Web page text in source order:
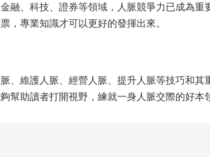
融、科技、證券等領域，人脈競爭力已成為
，專業知識才可以更好的發揮出來。
、維護人脈、經營人脈、提升人脈等技巧和
幫助讀者打開視野，練就一身人脈交際的好本